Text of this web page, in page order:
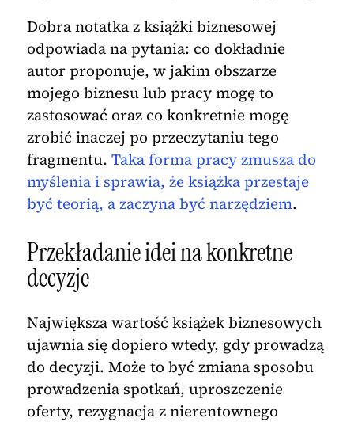
Dobra notatka z książki biznesowej
odpowiada na pytania: co dokładnie
autor proponuje, w jakim obszarze
mojego biznesu lub pracy mogę to
zastosować oraz co konkretnie mogę
zrobić inaczej po przeczytaniu tego
fragmentu. Taka forma pracy zmusza do
myślenia i sprawia, że książka przestaje
być teorią, a zaczyna być narzędziem.
Przekładanie idei na konkretne
decyzje
Największa wartość książek biznesowych
ujawnia się dopiero wtedy, gdy prowadzą
do decyzji. Może to być zmiana sposobu
prowadzenia spotkań, uproszczenie
oferty, rezygnacja z nierentownego